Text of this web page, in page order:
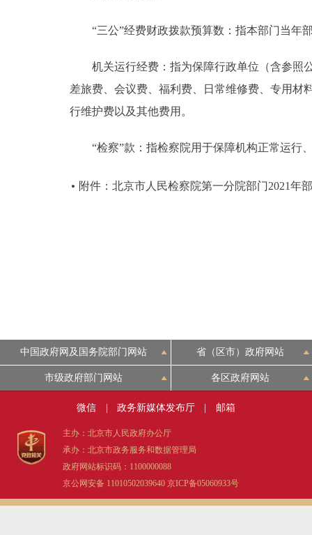
“三公”经费财政拨款预算数：指本部门当年部
机关运行经费：指为保障行政单位（含参照公
差旅费、会议费、福利费、日常维修费、专用材
行维护费以及其他费用。
“检察”款：指检察院用于保障机构正常运行
附件：北京市人民检察院第一分院部门2021年
中国政府网及国务院部门网站 省（区市）政府网站
市级政府部门网站 各区政府网站
微信 政务新媒体发布厅 邮箱
主办：北京市人民政府办公厅
承办：北京市政务服务和数据管理局
政府网站标识码：1100000088
京公网安备 11010502039640 京ICP备05060933号